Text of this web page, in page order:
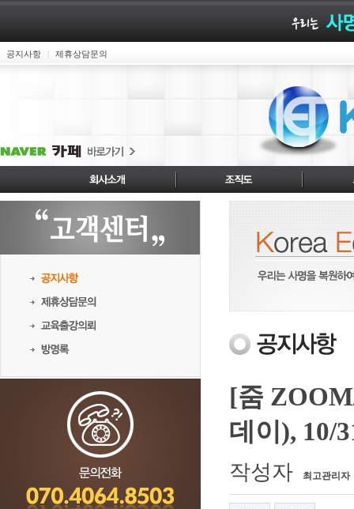
공지사항 제휴상담문의
[줌
데이), 10/
작성자 최고관리자